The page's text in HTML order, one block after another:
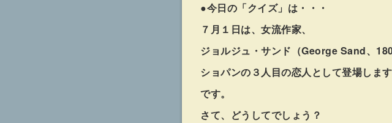
●今日の「クイズ」は・・・
７月１日は、女流作家、
ジョルジュ・サンド（George Sand、
ショパンの３人目の恋人として登場しま
です。
さて、どうしてでしょう？